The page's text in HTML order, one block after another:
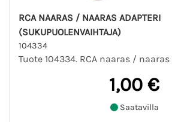
RCA NAARAS / NAARAS ADAPTERI
(SUKUPUOLENVAIHTAJA)
104334
Tuote 104334. RCA naaras /
1,00 €
Saatavilla